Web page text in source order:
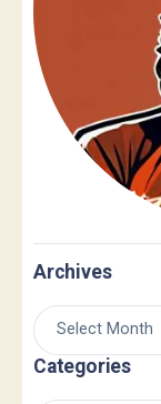
Archives
Categories